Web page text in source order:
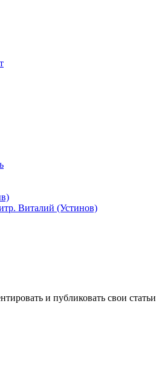
Виталий (Устинов)
и публиковать свои статьи